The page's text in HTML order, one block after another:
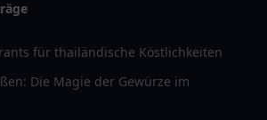
für thailändische Köstlichkeiten
Die Magie der Gewürze im